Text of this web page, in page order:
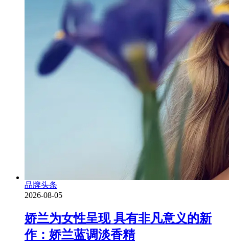
品牌头条
2026-08-05
娇兰为女性呈现 具有非凡意义的新
作：娇兰蓝调淡香精